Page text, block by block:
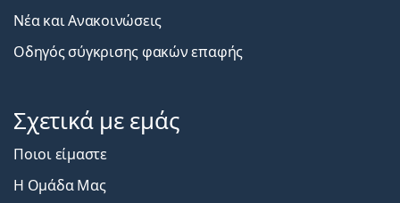
Νέα και Ανακοινώσεις
Οδηγός σύγκρισης φακών επαφής
Σχετικά με εμάς
Ποιοι είμαστε
Η Ομάδα Μας